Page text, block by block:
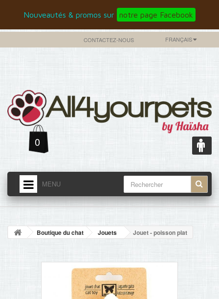
Nouveautés & promos sur notre page Facebook
FRANÇAIS
CONTACTEZ-NOUS
0
MENU
ACCUEIL
NOUVELLES
CONTACT
Boutique du chat Jouets Jouet - poisson plat